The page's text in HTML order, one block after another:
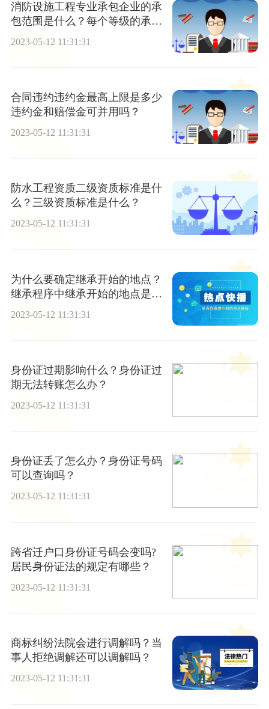
消防设施工程专业承包企业的承
包范围是什么？每个等级的承包
2023-05-12 11:31:31
合同违约违约金最高上限是多少
违约金和赔偿金可并用吗？
2023-05-12 11:31:31
防水工程资质二级资质标准是什
么？三级资质标准是什么？
2023-05-12 11:31:31
为什么要确定继承开始的地点？
继承程序中继承开始的地点是在
2023-05-12 11:31:31
身份证过期影响什么？身份证过
期无法转账怎么办？
2023-05-12 11:31:31
身份证丢了怎么办？身份证号码
可以查询吗？
2023-05-12 11:31:31
跨省迁户口身份证号码会变吗?
居民身份证法的规定有哪些？
2023-05-12 11:31:31
商标纠纷法院会进行调解吗？当
事人拒绝调解还可以调解吗？
2023-05-12 11:31:31